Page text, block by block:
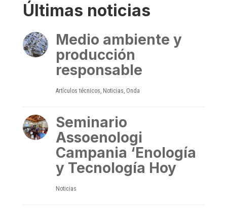
Últimas noticias
Medio ambiente y
producción
responsable
Artículos técnicos, Noticias, Onda
Seminario
Assoenologi
Campania ‘Enología
y Tecnología Hoy
Noticias